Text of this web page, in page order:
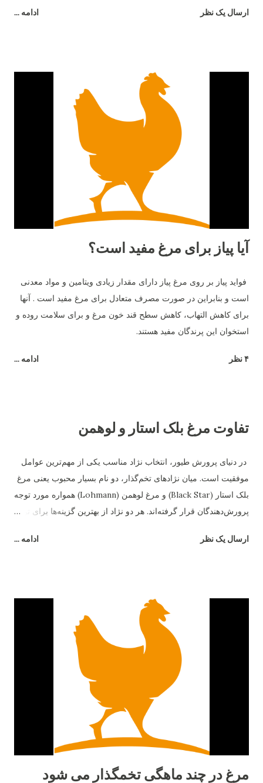
ماده باعث آسیب شدید سیستم گوارشی پرندگان و حیوانات می شود
آب و غذای آن ها چک و تمیز شده و اطمینان حاصل کرد که کپک و
باقی مانده غذای فاسد در ظروف باقی نماند.
ارسال یک نظر ادامه ...
آیا پیاز برای مرغ مفید است؟
فواید پیاز بر روی مرغ پیاز دارای مقدار زیادی ویتامین و مواد معدنی
است و بنابراین در صورت مصرف متعادل برای مرغ مفید است . آنها
برای کاهش التهاب، کاهش سطح قند خون مرغ و برای سلامت روده و
استخوان این پرندگان مفید هستند.
۴ نظر ادامه ...
تفاوت مرغ بلک استار و لوهمن
در دنیای پرورش طیور، انتخاب نژاد مناسب یکی از مهم‌ترین عوامل
موفقیت است. میان نژادهای تخم‌گذار، دو نام بسیار محبوب یعنی مرغ
بلک استار (Black Star) و مرغ لوهمن (Lohmann) همواره مورد توجه
پرورش‌دهندگان قرار گرفته‌اند. هر دو نژاد از بهترین گزینه‌ها برای تولید
نگهداری دارند. در این مقاله به بررسی دقیق تفاوت مرغ بلک استار و
در شرایط متنوع آب‌وهوایی عملکرد خوبی نشان دهد. در مقابل، مرغ
اصلاح‌نژاد شده و به‌صورت اختصاصی برای تولید تخم‌مرغ تجاری
طراحی گردیده است. ۲. میزان تخم‌گذاری تفاوت اصلی میان این دو
عدد تخم‌مرغ در سال تولید می‌کند. در حالی‌که مرغ بلک استار کمی
ارسال یک نظر ادامه ...
مرغ در چند ماهگی تخمگذار می شود